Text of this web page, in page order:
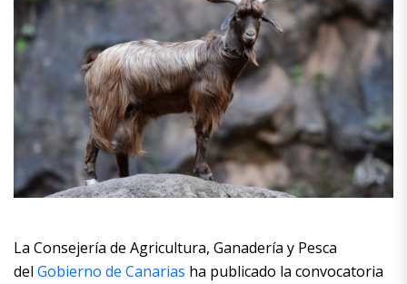
La Consejería de Agricultura, Ganadería y Pesca
del Gobierno de Canarias ha publicado la convocatoria